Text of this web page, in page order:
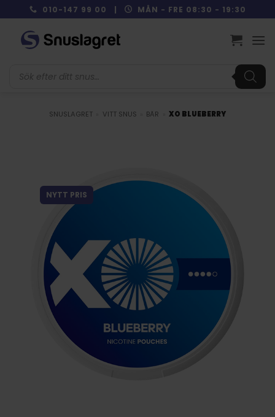
to
content
010-147 99 00 | MÅN - FRE 08:30 - 19:30
SNUSLAGRET VITT SNUS BÄR XO BLUEBERRY
NYTT PRIS